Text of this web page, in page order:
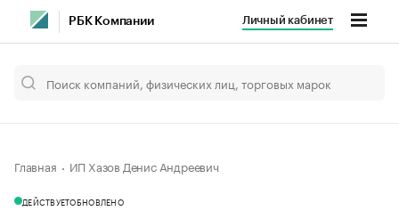
РБК Компании Личный кабинет
Главная ИП Хазов Денис Андреевич
ДЕЙСТВУЕТОБНОВЛЕНО